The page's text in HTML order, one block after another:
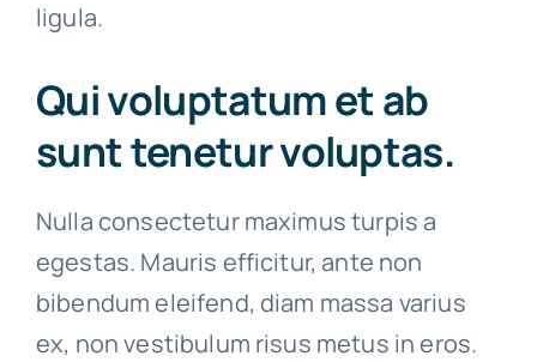
ligula.
Qui voluptatum et ab
sunt tenetur voluptas.
Nulla consectetur maximus turpis a
egestas. Mauris efficitur, ante non
bibendum eleifend, diam massa varius
ex, non vestibulum risus metus in eros.